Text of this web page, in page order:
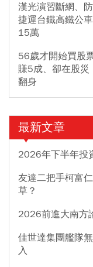
漢光演習斷網、
捷運台鐵高鐵公
15萬
56歲才開始買股
賺5成、卻在股
翻身
最新文章
2026年下半年投
友達二把手柯富
草？
2026前進大南方
佳世達集團艦隊
入